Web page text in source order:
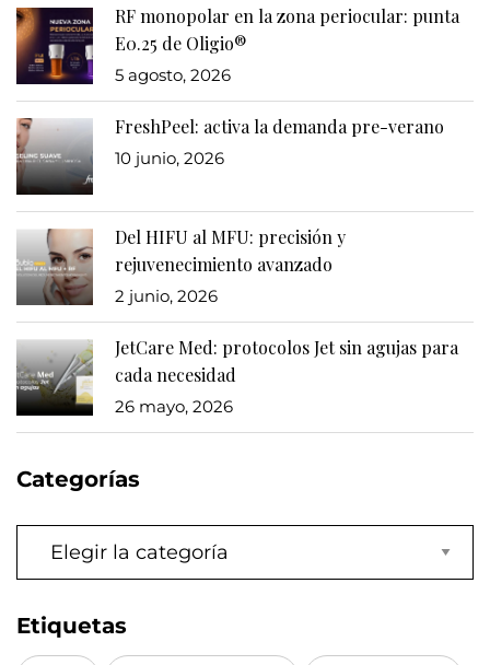
RF monopolar en la zona periocular: punta
E0.25 de Oligio®
5 agosto, 2026
FreshPeel: activa la demanda pre-verano
10 junio, 2026
Del HIFU al MFU: precisión y
rejuvenecimiento avanzado
2 junio, 2026
JetCare Med: protocolos Jet sin agujas para
cada necesidad
26 mayo, 2026
Categorías
Categorías
Etiquetas